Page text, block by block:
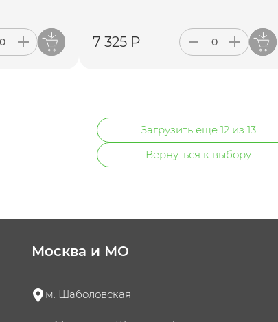
7 325 Р
Загрузить еще 12 из 13
Вернуться к выбору
Москва и МО
м. Шаболовская